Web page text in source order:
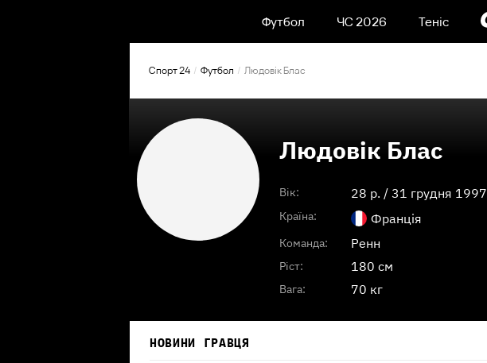
Футбол ЧС 2026 Теніс
Спорт 24 Футбол Людовік Блас
Людовік Блас
Вік: 28 p. / 31 грудня 1997
Країна: Франція
Команда: Ренн
Ріст: 180 см
Вага: 70 кг
НОВИНИ ГРАВЦЯ